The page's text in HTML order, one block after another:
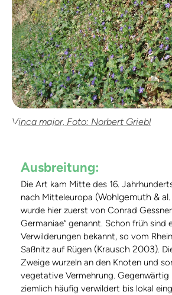
Vinca major, Foto: Norbert Griebl
Ausbreitung:
Die Art kam Mitte des 16.
nach Mitteleuropa (Wohlgemuth &
wurde hier zuerst von Conrad
Germaniae“ genannt. Schon früh sind
Verwilderungen bekannt, so vom
Saßnitz auf Rügen (Krausch 2003).
Zweige wurzeln an den Knoten und
vegetative Vermehrung. Gegenwärtig
ziemlich häufig verwildert bis lokal